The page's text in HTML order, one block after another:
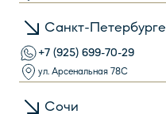
Санкт-Петербурге
+7 (925) 699-70-29
ул. Арсенальная 78С
Сочи